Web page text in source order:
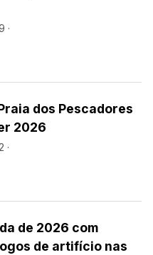
·
dos Pescadores
2026
·
de 2026 com
de artifício nas